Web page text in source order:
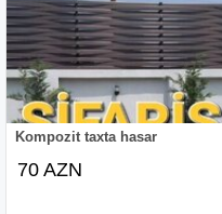
Kompozit taxta hasar
70 AZN